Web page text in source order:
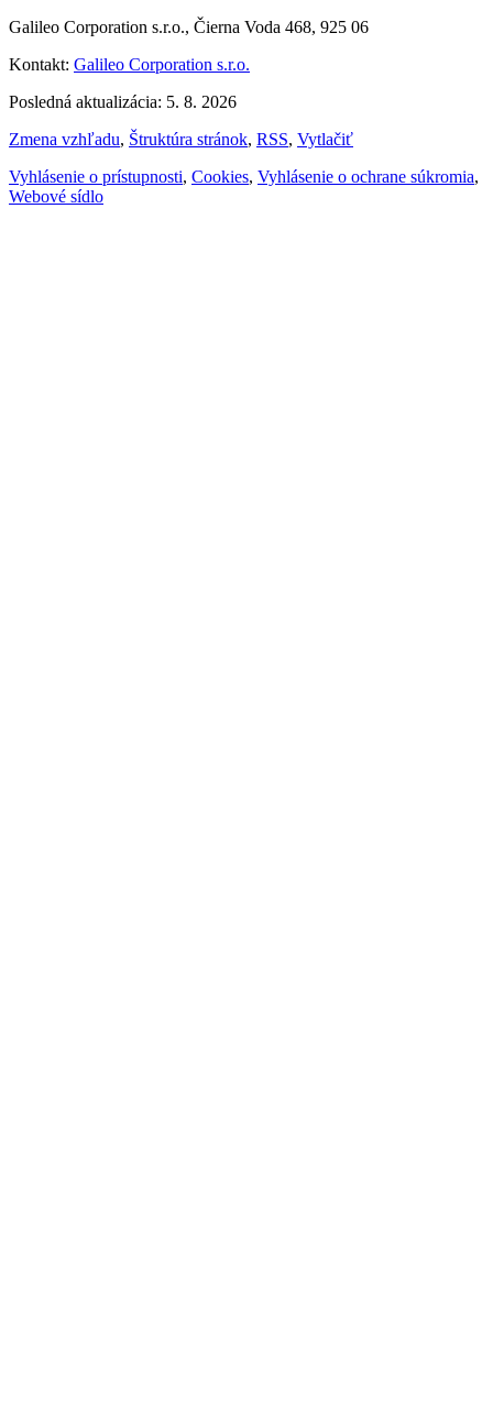
Galileo Corporation s.r.o., Čierna Voda 468, 925 06
Kontakt: Galileo Corporation s.r.o.
Posledná aktualizácia: 5. 8. 2026
Zmena vzhľadu, Štruktúra stránok, RSS, Vytlačiť
Vyhlásenie o prístupnosti, Cookies, Vyhlásenie o ochrane súkromia,
Webové sídlo